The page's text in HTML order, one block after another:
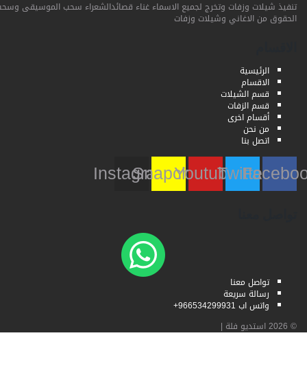
تنفيذ شيلات وزفات وتخرج لجميع الاسماء غناء قصائدالشعراء سحب الموسيقى وسحب
الحقوق من الاغاني وشيلات وزفات
الرئيسية
الاقسام
قسم الشيلات
قسم الزفات
أقسام اخرى
من نحن
اتصل بنا
Twitter
Youtube
Snapchat
Instagram
تواصل معنا
رسالة سريعة
واتس اب 966534299931+
استديو فلة|